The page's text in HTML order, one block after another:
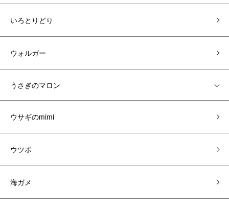
いろとりどり
ウォルガー
うさぎのマロン
ウサギのmimi
ウツボ
海ガメ